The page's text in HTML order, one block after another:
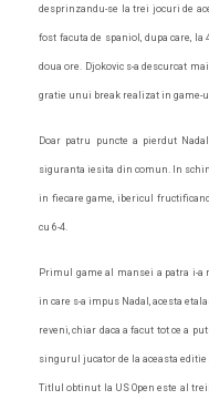
desprinzandu-se la trei jocuri de
fost facuta de spaniol, dupa care,
doua ore. Djokovic s-a descurcat
gratie unui break realizat in game-
Doar patru puncte a pierdut
siguranta iesita din comun. In
in fiecare game, ibericul
cu 6-4.
Primul game al mansei a patra i-a
in care s-a impus Nadal, acesta
reveni, chiar daca a facut tot ce a
singurul jucator de la aceasta
Titlul obtinut la US Open este al